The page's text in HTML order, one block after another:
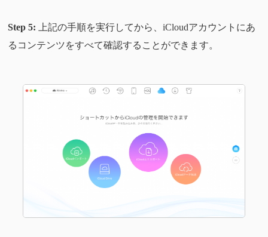
Step 5: 上記の手順を実行してから、iCloudアカウントにあ
るコンテンツをすべて確認することができます。